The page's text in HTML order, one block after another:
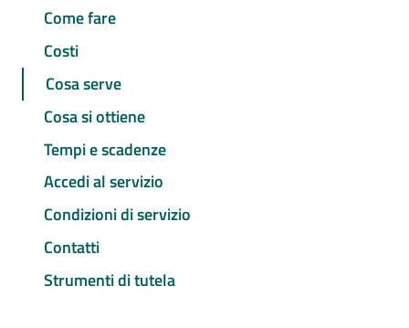
Come fare
Costi
Cosa serve
Cosa si ottiene
Tempi e scadenze
Accedi al servizio
Condizioni di servizio
Contatti
Strumenti di tutela